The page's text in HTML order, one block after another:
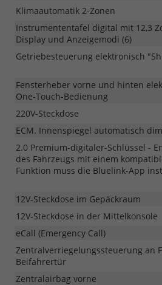
Klimaautomatik 2-Zonen
Instrumententafel digital mit 12,3
Display und Anzeigemodi (6)
Getriebesteuerung elektronisch
Fensterheber vorne und hinten
One-Touch-Bedienung
220V-Steckdose
ECM. Innenspiegel automatisch
2.0 Premium-digitaler-Schlüssel -
des Fahrzeugs mit einem
Funktion muss die Bluelink-App
12V-Steckdose im Gepäckraum
12V-Steckdose in der Mittelkonsole
eCall (Emergency Call)
Zentralverriegelungssteuerung an
Beifahrertür
Zentralairbag vorne